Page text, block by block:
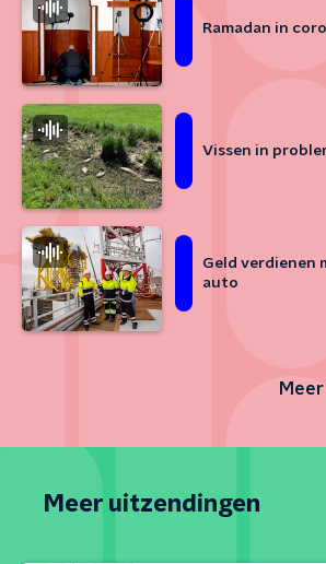
Ramadan in
Vissen in
Geld verdienen
auto
Meer uitzendingen